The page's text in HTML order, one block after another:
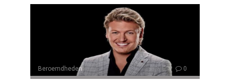
Beroemdheden 0